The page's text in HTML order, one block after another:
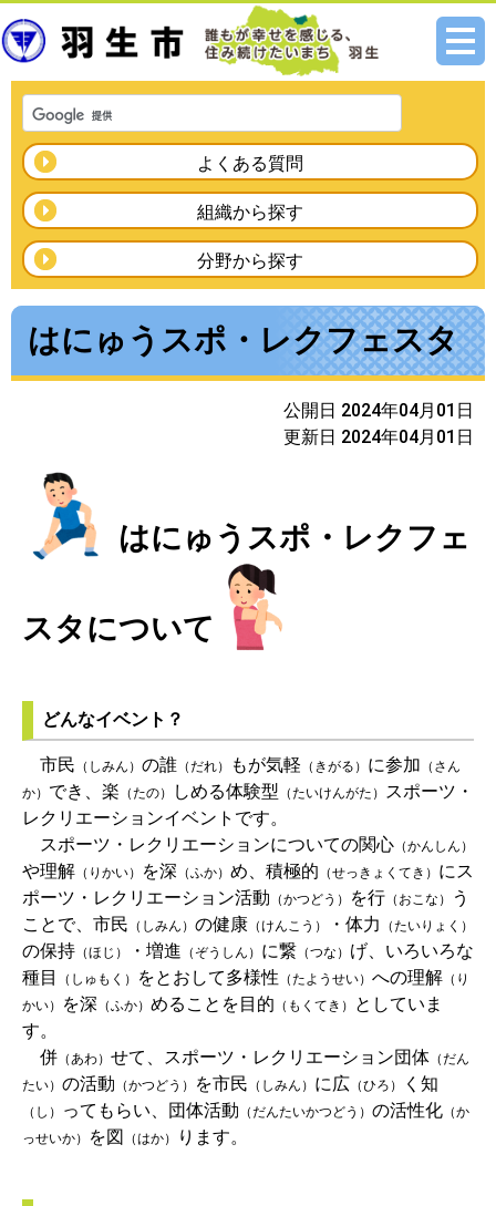
メニ
よくある質問
組織から探す
分野から探す
はにゅうスポ・レクフェスタ
公開日 2024年04月01日
更新日 2024年04月01日
はにゅうスポ・レクフェ
スタについて
どんなイベント？
市民 （しみん） の誰 （だれ） もが気軽 （きがる） に参加 （さん
か） でき、楽 （たの） しめる体験型 （たいけんがた） スポーツ・
レクリエーションイベントです。
スポーツ・レクリエーションについての関心 （かんしん）
や理解 （りかい） を深 （ふか） め、積極的 （せっきょくてき） にス
ポーツ・レクリエーション活動 （かつどう） を行 （おこな）
う
ことで、市民 （しみん） の健康 （けんこう） ・体力 （たいりょく）
の保持 （ほじ） ・増進 （ぞうしん） に繋 （つな） げ、いろいろな
種目
（しゅもく） をとおして多様性 （たようせい） への理解 （り
かい）
を深 （ふか） めることを目的 （もくてき）
としていま
す。
併 （あわ） せて、スポーツ・レクリエーション団体 （だん
たい） の活動 （かつどう） を市民 （しみん） に広 （ひろ） く知
（し） ってもらい、団体活動 （だんたいかつどう） の活性化 （か
っせいか）
を図 （はか） ります。